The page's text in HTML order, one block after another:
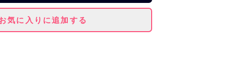
気に入りに追加する